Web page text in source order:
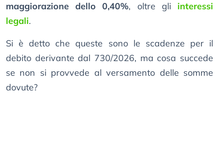
maggiorazione dello 0,40%, oltre gli interessi
legali.
Si è detto che queste sono le scadenze per il
debito derivante dal 730/2026, ma cosa succede
se non si provvede al versamento delle somme
dovute?